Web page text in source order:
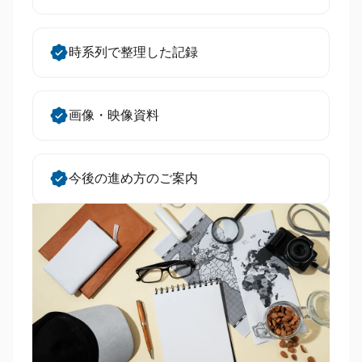
時系列で整理した記録
画像・映像資料
今後の進め方のご案内